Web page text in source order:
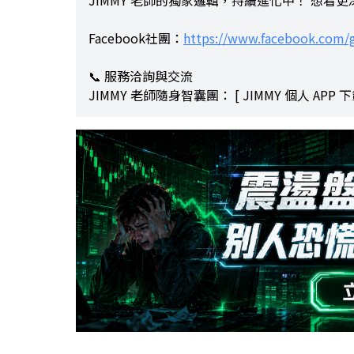
Facebook社團： https://www.facebook.com/
📞 服務洽詢與交流
JIMMY 老師隨身智囊團： [ JIMMY 個人 APP